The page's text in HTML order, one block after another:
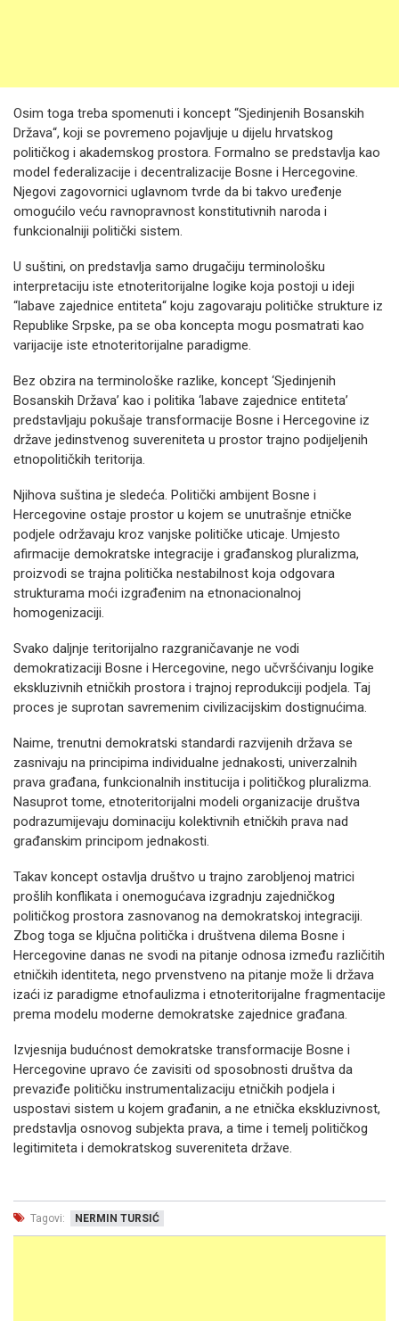
Osim toga treba spomenuti i koncept “Sjedinjenih Bosanskih
Država“, koji se povremeno pojavljuje u dijelu hrvatskog
političkog i akademskog prostora. Formalno se predstavlja kao
model federalizacije i decentralizacije Bosne i Hercegovine.
Njegovi zagovornici uglavnom tvrde da bi takvo uređenje
omogućilo veću ravnopravnost konstitutivnih naroda i
funkcionalniji politički sistem.
U suštini, on predstavlja samo drugačiju terminološku
interpretaciju iste etnoteritorijalne logike koja postoji u ideji
“labave zajednice entiteta“ koju zagovaraju političke strukture iz
Republike Srpske, pa se oba koncepta mogu posmatrati kao
varijacije iste etnoteritorijalne paradigme.
Bez obzira na terminološke razlike, koncept ‘Sjedinjenih
Bosanskih Država’ kao i politika ‘labave zajednice entiteta’
predstavljaju pokušaje transformacije Bosne i Hercegovine iz
države jedinstvenog suvereniteta u prostor trajno podijeljenih
etnopolitičkih teritorija.
Njihova suština je sledeća. Politički ambijent Bosne i
Hercegovine ostaje prostor u kojem se unutrašnje etničke
podjele održavaju kroz vanjske političke uticaje. Umjesto
afirmacije demokratske integracije i građanskog pluralizma,
proizvodi se trajna politička nestabilnost koja odgovara
strukturama moći izgrađenim na etnonacionalnoj
homogenizaciji.
Svako daljnje teritorijalno razgraničavanje ne vodi
demokratizaciji Bosne i Hercegovine, nego učvršćivanju logike
ekskluzivnih etničkih prostora i trajnoj reprodukciji podjela. Taj
proces je suprotan savremenim civilizacijskim dostignućima.
Naime, trenutni demokratski standardi razvijenih država se
zasnivaju na principima individualne jednakosti, univerzalnih
prava građana, funkcionalnih institucija i političkog pluralizma.
Nasuprot tome, etnoteritorijalni modeli organizacije društva
podrazumijevaju dominaciju kolektivnih etničkih prava nad
građanskim principom jednakosti.
Takav koncept ostavlja društvo u trajno zarobljenoj matrici
prošlih konflikata i onemogućava izgradnju zajedničkog
političkog prostora zasnovanog na demokratskoj integraciji.
Zbog toga se ključna politička i društvena dilema Bosne i
Hercegovine danas ne svodi na pitanje odnosa između različitih
etničkih identiteta, nego prvenstveno na pitanje može li država
izaći iz paradigme etnofaulizma i etnoteritorijalne fragmentacije
prema modelu moderne demokratske zajednice građana.
Izvjesnija budućnost demokratske transformacije Bosne i
Hercegovine upravo će zavisiti od sposobnosti društva da
prevaziđe političku instrumentalizaciju etničkih podjela i
uspostavi sistem u kojem građanin, a ne etnička ekskluzivnost,
predstavlja osnovog subjekta prava, a time i temelj političkog
legitimiteta i demokratskog suvereniteta države.
Tagovi: NERMIN TURSIĆ